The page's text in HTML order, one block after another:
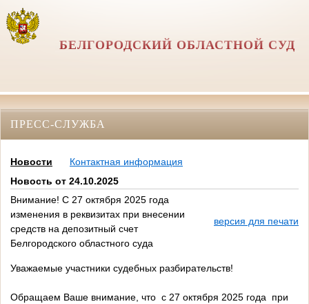
БЕЛГОРОДСКИЙ ОБЛАСТНОЙ СУД
ПРЕСС-СЛУЖБА
Новости
Контактная информация
Новость от 24.10.2025
Внимание! С 27 октября 2025 года
изменения в реквизитах при внесении
средств на депозитный счет
Белгородского областного суда
версия для печати
Уважаемые участники судебных разбирательств!
Обращаем Ваше внимание, что с 27 октября 2025 года при